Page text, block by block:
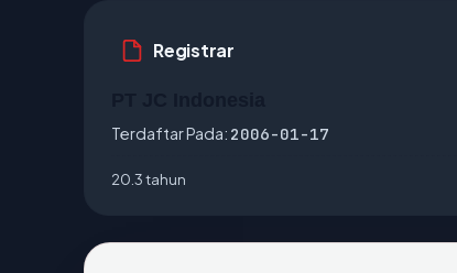
Registrar
Terdaftar Pada: 2006-01-17
20.3 tahun